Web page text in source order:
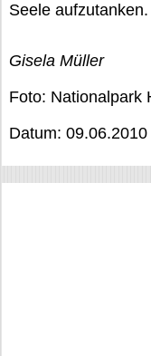
Seele aufzutanken.
Gisela Müller
Foto: Nationalpark
Datum: 09.06.2010